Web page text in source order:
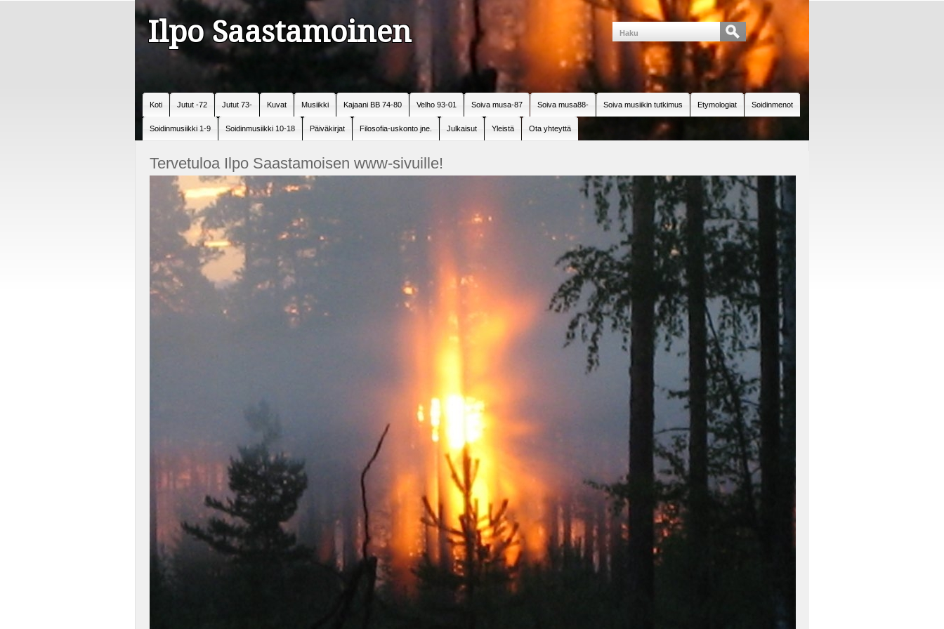
Ilpo Saastamoinen
Koti Jutut -72 Jutut 73- Kuvat Musiikki Kajaani BB 74-80 Velho 93-01 Soiva musa-87 Soiva musa88- Soiva musiikin tutkimus Etymologiat Soidinmenot
Soidinmusiikki 1-9 Soidinmusiikki 10-18 Päiväkirjat Filosofia-uskonto jne. Julkaisut Yleistä Ota yhteyttä
Tervetuloa Ilpo Saastamoisen www-sivuille!